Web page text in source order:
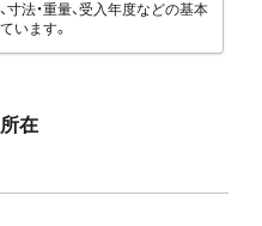
寸法・重量、受入年度などの基本
います。
在